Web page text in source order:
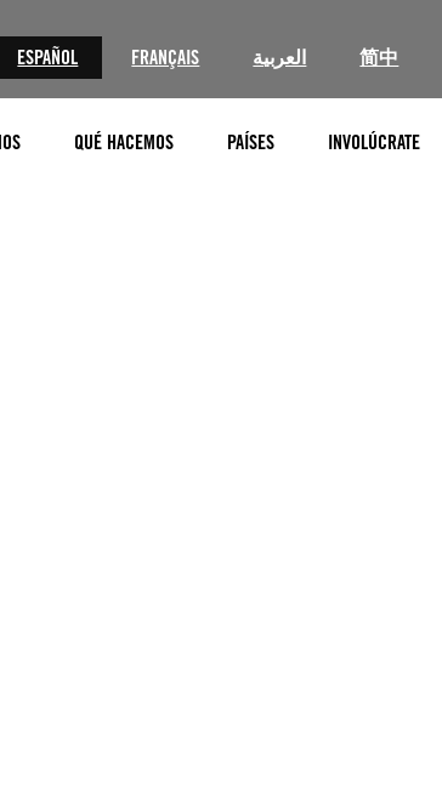
ESPAÑOL FRANÇAIS العربية 简中
QUÉ HACEMOS PAÍSES INVOLÚCRATE